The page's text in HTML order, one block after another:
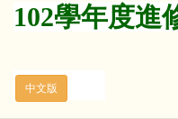
102學年度進